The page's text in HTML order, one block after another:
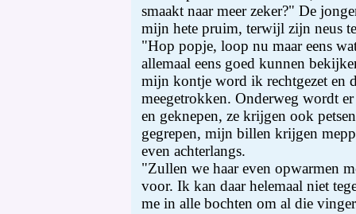
smaakt naar meer zeker?" De
mijn hete pruim, terwijl zijn neus
"Hop popje, loop nu maar eens
allemaal eens goed kunnen
mijn kontje word ik rechtgezet en
meegetrokken. Onderweg wordt
en geknepen, ze krijgen ook
gegrepen, mijn billen krijgen
even achterlangs.
"Zullen we haar even opwarmen
voor. Ik kan daar helemaal niet
me in alle bochten om al die